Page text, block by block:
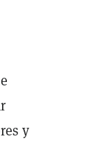
y